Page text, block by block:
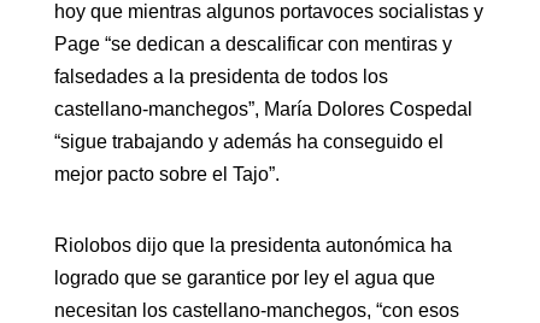
hoy que mientras algunos portavoces socialistas y
Page “se dedican a descalificar con mentiras y
falsedades a la presidenta de todos los
castellano-manchegos”, María Dolores Cospedal
“sigue trabajando y además ha conseguido el
mejor pacto sobre el Tajo”.
Riolobos dijo que la presidenta autonómica ha
logrado que se garantice por ley el agua que
necesitan los castellano-manchegos, “con esos